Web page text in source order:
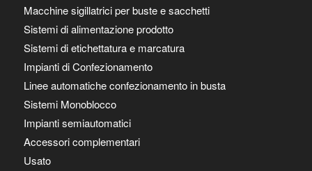
Macchine sigillatrici per buste e sacchetti
Sistemi di alimentazione prodotto
Sistemi di etichettatura e marcatura
Impianti di Confezionamento
Linee automatiche confezionamento in busta
Sistemi Monoblocco
Impianti semiautomatici
Accessori complementari
Usato